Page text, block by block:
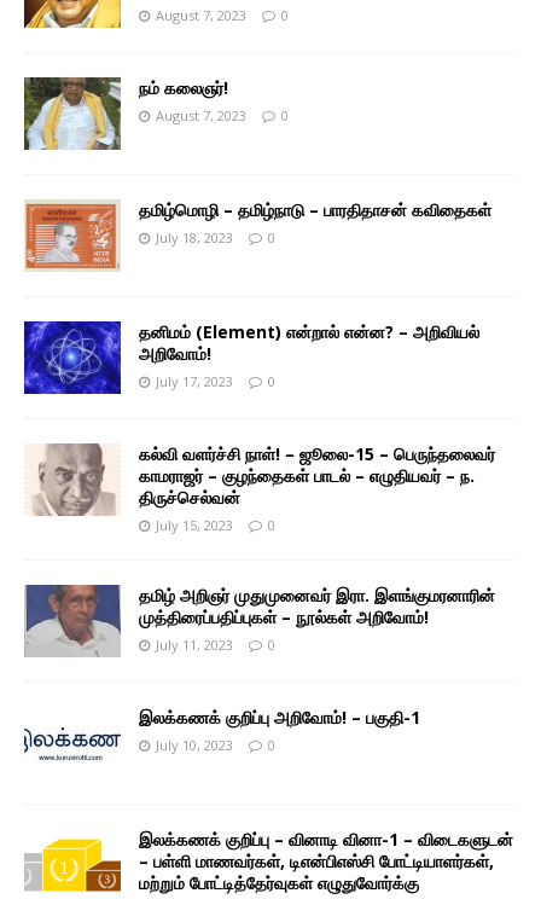
August 7, 2023 0
நம் கலைஞர்!
August 7, 2023 0
தமிழ்மொழி – தமிழ்நாடு – பாரதிதாசன் கவிதைகள்
July 18, 2023 0
தனிமம் (Element) என்றால் என்ன? – அறிவியல்
அறிவோம்!
July 17, 2023 0
கல்வி வளர்ச்சி நாள்! – ஜூலை-15 – பெருந்தலைவர்
காமராஜர் – குழந்தைகள் பாடல் – எழுதியவர் – ந.
திருச்செல்வன்
July 15, 2023 0
தமிழ் அறிஞர் முதுமுனைவர் இரா. இளங்குமரனாரின்
முத்திரைப்பதிப்புகள் – நூல்கள் அறிவோம்!
July 11, 2023 0
இலக்கணக் குறிப்பு அறிவோம்! – பகுதி-1
July 10, 2023 0
இலக்கணக் குறிப்பு – வினாடி வினா-1 – விடைகளுடன்
– பள்ளி மாணவர்கள், டிஎன்பிஎஸ்சி போட்டியாளர்கள்,
மற்றும் போட்டித்தேர்வுகள் எழுதுவோர்க்கு